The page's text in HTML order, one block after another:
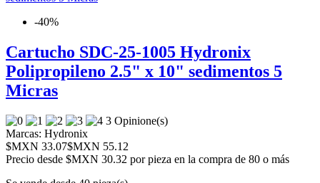
-40%
Cartucho SDC-25-1005 Hydronix
Polipropileno 2.5" x 10" sedimentos 5
Micras
3 Opinione(s)
Marcas: Hydronix
$MXN 33.07$MXN 55.12
Precio desde $MXN 30.32 por pieza en la compra de 80 o más